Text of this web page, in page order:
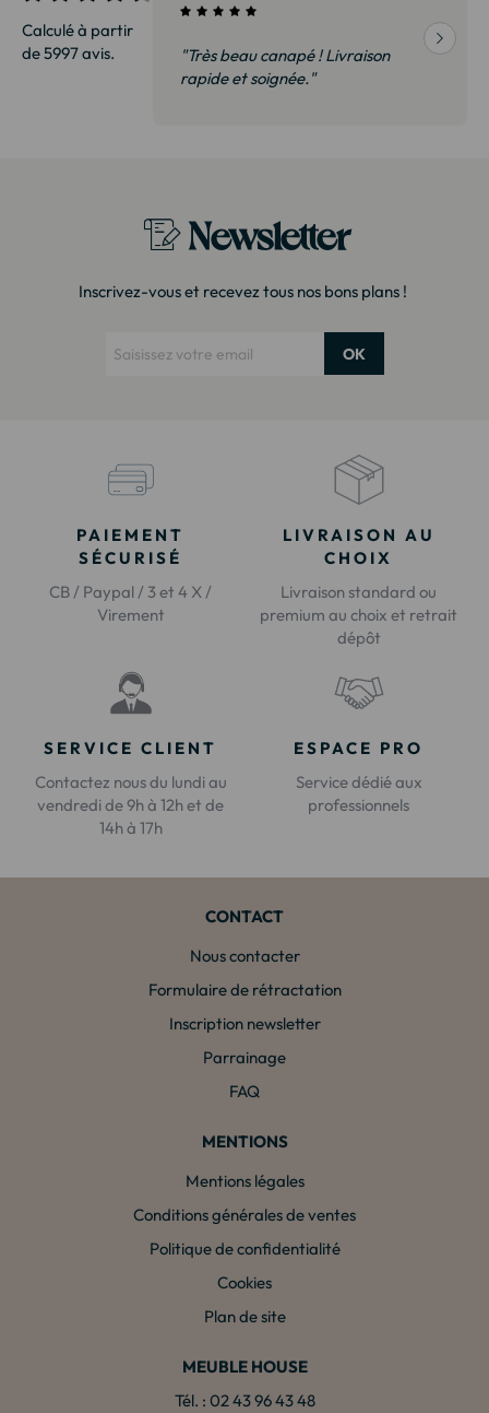
Calculé à partir
de 5997 avis.
"Très beau canapé ! Livraison
rapide et soignée."
Newsletter
Inscrivez-vous et recevez tous nos bons plans !
OK
PAIEMENT
SÉCURISÉ
CB / Paypal / 3 et 4 X /
Virement
LIVRAISON AU
CHOIX
Livraison standard ou
premium au choix et retrait
dépôt
SERVICE CLIENT
Contactez nous du lundi au
vendredi de 9h à 12h et de
14h à 17h
ESPACE PRO
Service dédié aux
professionnels
CONTACT
Nous contacter
Formulaire de rétractation
Inscription newsletter
Parrainage
FAQ
MENTIONS
Mentions légales
Conditions générales de ventes
Politique de confidentialité
Cookies
Plan de site
MEUBLE HOUSE
Tél. : 02 43 96 43 48